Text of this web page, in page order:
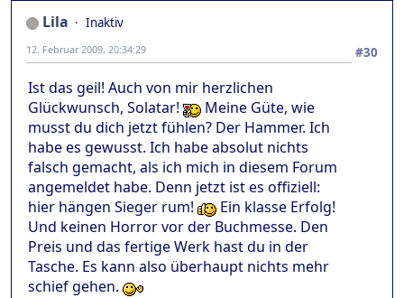
Lila
Inaktiv
#30
12. Februar 2009, 20:34:29
Ist das geil! Auch von mir herzlichen
Glückwunsch, Solatar!
Meine Güte, wie
musst du dich jetzt fühlen? Der Hammer. Ich
habe es gewusst. Ich habe absolut nichts
falsch gemacht, als ich mich in diesem Forum
angemeldet habe. Denn jetzt ist es offiziell:
hier hängen Sieger rum!
Ein klasse Erfolg!
Und keinen Horror vor der Buchmesse. Den
Preis und das fertige Werk hast du in der
Tasche. Es kann also überhaupt nichts mehr
schief gehen.